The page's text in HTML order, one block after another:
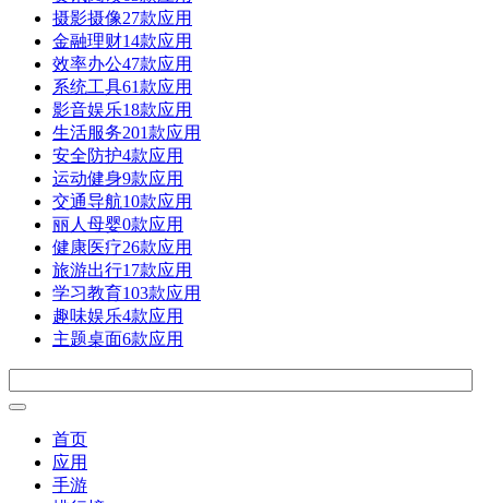
摄影摄像27款应用
金融理财14款应用
效率办公47款应用
系统工具61款应用
影音娱乐18款应用
生活服务201款应用
安全防护4款应用
运动健身9款应用
交通导航10款应用
丽人母婴0款应用
健康医疗26款应用
旅游出行17款应用
学习教育103款应用
趣味娱乐4款应用
主题桌面6款应用
首页
应用
手游